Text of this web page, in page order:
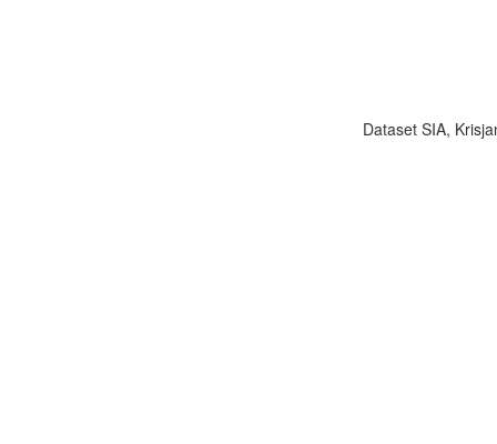
Dataset SIA,